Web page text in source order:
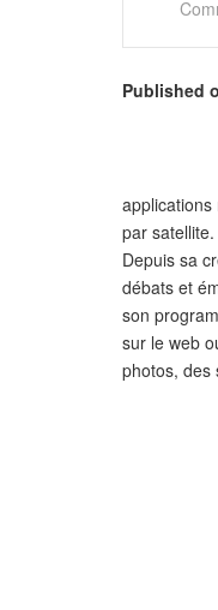
Published
par
Depuis sa
débats et
son
sur le web
photos,